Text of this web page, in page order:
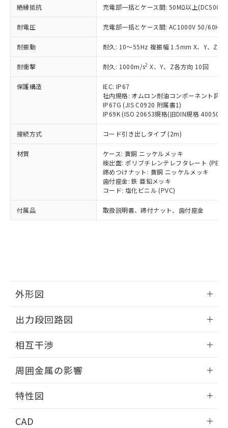
絶縁抵抗 充電部一括とケース間: 50MΩ以上(DC500V
耐電圧 充電部一括とケース間: AC1000V 50/60Hz
耐振動 耐久: 10～55Hz 複振幅 1.5mm X、Y、Z各
耐衝撃 耐久: 1000m/s2 X、Y、Z各方向 10回
保護構造
IEC: IP67
社内規格: オムロン耐油コンポーネント評
IP67G (JIS C0920 附属書1)
IP69K (ISO 20653規格(旧DIN規格 40050
接続方式 コード引き出しタイプ (2m)
材質
ケース: 黄銅 ニッケルメッキ
検出面: ポリブチレンテレフタレート (PBT)
締めつけナット: 黄銅 ニッケルメッキ
歯付座金: 鉄 亜鉛メッキ
コード: 塩化ビニル (PVC)
付属品 取扱説明書、締付ナット、歯付座金
外形図
外形図
出力段回路図
出力段回路図
相互干渉
相互干渉
周囲金属の影響
周囲金属の影響
特性図
CAD
在庫状況および標準価格照会結果は、
記載している更新日時点での社内デー
タに基づき作成されるものであり、閲
覧された時点での実際の在庫および標
準価格とは異なる場合があることをご
正式な納期状況および標準価格はお客
様のお取引先、またはお客様担当のオ
ムロン制御機器販売店・当社販売員に
ご相談ください。
オムロン制御機器販売店や当社販売拠
販売ネットワーク
」をご確認
在庫状況および標準価格結果を当社の
事前の承諾なく第三者に漏洩または開
示しないようお願いします。
マイパーツ機能（部品リスト作成サー
ビス）をご利用いただくには、I-Web
メンバーズにご登録されている必要が
お客様が当ウェブサイト上で当社にご
用者の範囲」に記載されている法人を
指します。
むを得ず変更することがあります。
*EU RoHS指令（10物質）：
鉛(Pb) 1000ppm以下、 水銀(Hg) 1000ppm以下、 カド
ミウム(Cd) 100ppm以下、
六価クロム(Cr(Ⅵ)) 1000ppm以下、ポリ臭化ビフェニル
(PBDE) 1000ppm以下、フタル酸ビス(2-エチルヘキシ
ル) (DEHP)(別名：DOP) 1000ppm以下、フタル酸ブチ
ルベンジル（BBP） 1000ppm以下、フタル酸ジブチル
（DBP） 1000ppm以下、フタル酸ジイソブチル
但し、RoHS指令で産業用監視および制御機器に対する
フタル酸エステル類の４物質については閾値を超える意
図的な使用がないことを確認しています。
部品在庫の切り替え状況などにより、予定
月が前後することがあります。
EU RoHS指令（10物質）の非含有証明書
51物質の非含有証明書（当社基準）
るもので、過去に遡って非含有を証明する
ものではありません。
また、RoHS指令のフタル酸エステル類４
物質の対応では、対応完了までの期間は出
荷製品に未対応品が混在することから備考
欄に対応日を記載しておりました。
既に当社にて対応品への在庫切替を完了
り、2022年1月12日より割愛しておりま
す。
い合わせください。
Cr(Ⅵ)(六価クロム) : 1000ppm、 PBBs(ポリ臭化ビフェ
ニル類) : 1000ppm、 PBDEs(ポリ臭化ジフェニルエーテ
DBP(フタル酸ジブチル) : 1000ppm、 DIBP(フタル酸ジ
イソブチル) : 1000ppm、 BBP(フタル酸ブチルベンジ
DEHP(フタル酸ビス(2-エチルヘキシル)) : 1000ppm
※2 環境保護使用期限
「ｅ」：有害物質（10物質）のすべてが基
準値以下であることを示します。
「10」：通常の使用状況下において有害物
質が外部に漏えいし、環境に深刻な影響を
及ぼさない年数を意味します。
「－」：未確認です。当社販売部門へお問
為替および外国貿易法に定める商品
（以下｢規制貨物等」という）を輸出
または国外への提供する場合は、日本
国政府の輸出許可(または役務取引許
可)を取得するなどの必要な手続きを
当社は規制貨物を破棄する場合は、完
全に破砕するなど、違法に輸出されな
いよう必要な手段を講じます。
当社は貴社製品を、核兵器、ミサイ
ル、化学兵器、生物兵器またはその他
武器並びにこれらの製造装置等に一切
使用いたしません。
当社は、貴社製品を第三者に販売する
場合は、上記1、2および3の内容を当
該第三者に通知します。また当社は、
販売先および販売に係わる関係者が違
法に輸出するおそれがある場合は、取
一定数以上の在庫あり
一定数には満たないが在庫あり
在庫なし(最新の在庫状況につ
いては、お客様のお取引先、ま
たはお客様担当のオムロン制御
機器販売店・当社販売員にご確
認ください)
受注生産機種、また在庫状況の
情報を公開していない機種